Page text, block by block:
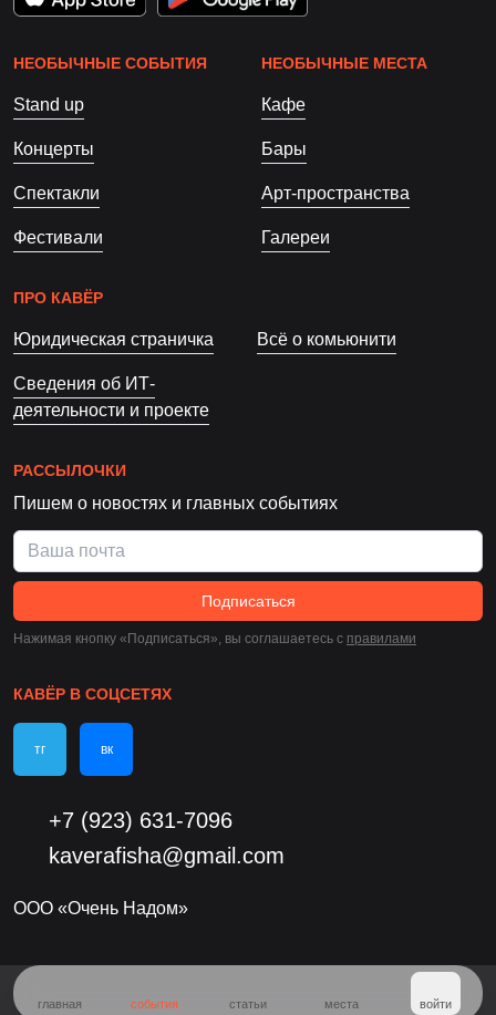
НЕОБЫЧНЫЕ СОБЫТИЯ
Stand up
Концерты
Спектакли
Фестивали
НЕОБЫЧНЫЕ МЕСТА
Кафе
Бары
Арт-пространства
Галереи
ПРО КАВЁР
Юридическая страничка Всё о комьюнити
Сведения об ИТ-
деятельности и проекте
РАССЫЛОЧКИ
Пишем о новостях и главных событиях
Подписаться
Нажимая кнопку «Подписаться», вы соглашаетесь c правилами
КАВЁР В СОЦСЕТЯХ
тг вк
+7 (923) 631-7096
kaverafisha@gmail.com
ООО «Очень Надом»
главная события статьи места войти